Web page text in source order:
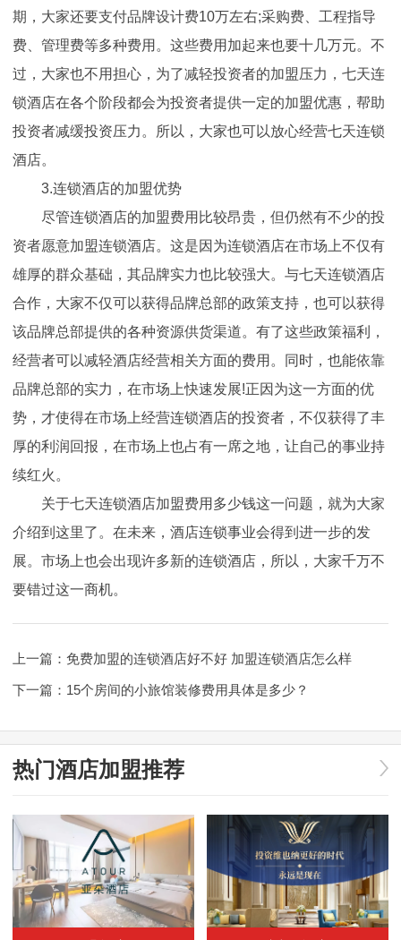
期，大家还要支付品牌设计费10万左右;采购费、工程指导
费、管理费等多种费用。这些费用加起来也要十几万元。不
过，大家也不用担心，为了减轻投资者的加盟压力，七天连
锁酒店在各个阶段都会为投资者提供一定的加盟优惠，帮助
投资者减缓投资压力。所以，大家也可以放心经营七天连锁
酒店。
3.连锁酒店的加盟优势
尽管连锁酒店的加盟费用比较昂贵，但仍然有不少的投
资者愿意加盟连锁酒店。这是因为连锁酒店在市场上不仅有
雄厚的群众基础，其品牌实力也比较强大。与七天连锁酒店
合作，大家不仅可以获得品牌总部的政策支持，也可以获得
该品牌总部提供的各种资源供货渠道。有了这些政策福利，
经营者可以减轻酒店经营相关方面的费用。同时，也能依靠
品牌总部的实力，在市场上快速发展!正因为这一方面的优
势，才使得在市场上经营连锁酒店的投资者，不仅获得了丰
厚的利润回报，在市场上也占有一席之地，让自己的事业持
续红火。
关于七天连锁酒店加盟费用多少钱这一问题，就为大家
介绍到这里了。在未来，酒店连锁事业会得到进一步的发
展。市场上也会出现许多新的连锁酒店，所以，大家千万不
要错过这一商机。
上一篇： 免费加盟的连锁酒店好不好 加盟连锁酒店怎么样
下一篇： 15个房间的小旅馆装修费用具体是多少？
热门酒店加盟推荐